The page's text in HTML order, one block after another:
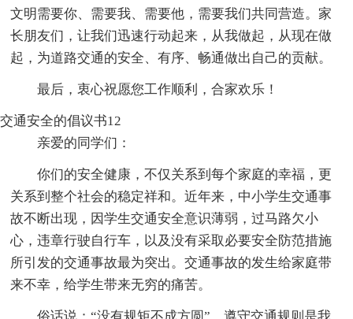
文明需要你、需要我、需要他，需要我们共同营造。家
长朋友们，让我们迅速行动起来，从我做起，从现在做
起，为道路交通的安全、有序、畅通做出自己的贡献。
最后，衷心祝愿您工作顺利，合家欢乐！
交通安全的倡议书12
亲爱的同学们：
你们的安全健康，不仅关系到每个家庭的幸福，更
关系到整个社会的稳定祥和。近年来，中小学生交通事
故不断出现，因学生交通安全意识薄弱，过马路欠小
心，违章行驶自行车，以及没有采取必要安全防范措施
所引发的交通事故最为突出。交通事故的发生给家庭带
来不幸，给学生带来无穷的痛苦。
俗话说：“没有规矩不成方圆”。遵守交通规则是我